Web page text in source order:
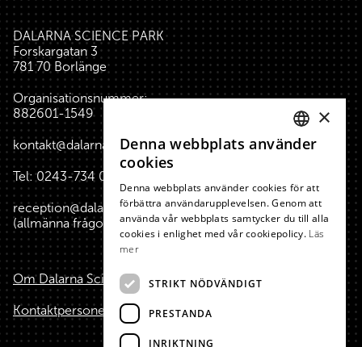
DALARNA SCIENCE PARK
Forskargatan 3
781 70 Borlänge
Organisationsnummer:
882601-1549
kontakt@dalarnasciencepark.se
Tel:0243-734 00
reception@dalarnasciencepark.se
(allmänna frågor, konferens m.m.)
Om Dalarna Science Park
Kontaktpersoner
SWEDISH
×
Denna webbplats använder
cookies
Denna webbplats använder cookies för att
förbättra användarupplevelsen. Genom att
använda vår webbplats samtycker du till alla
cookies i enlighet med vår cookiepolicy. Läs
mer
STRIKT NÖDVÄNDIGT
PRESTANDA
INRIKTNING